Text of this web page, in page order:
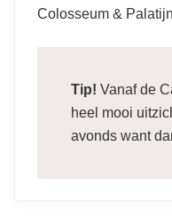
Colosseum & Palatijn
Tip! Vanaf de
heel mooi
avonds want